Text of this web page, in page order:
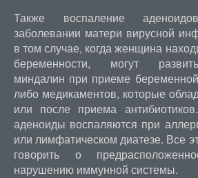
Также воспаление
заболевании матери вирусной
в том случае, когда женщина
беременности, могут
миндалин при приеме
либо медикаментов, которые
или после приема
аденоиды воспаляются при
или лимфатическом диатезе. Все
говорить о
нарушению иммунной системы.